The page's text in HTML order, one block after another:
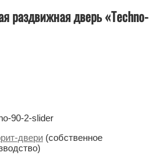
раздвижная дверь «Techno-
90-2-slider
двери (собственное